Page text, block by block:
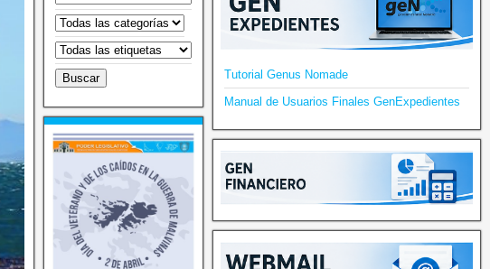
Tutorial Genus Nomade
Manual de Usuarios Finales GenExpedientes